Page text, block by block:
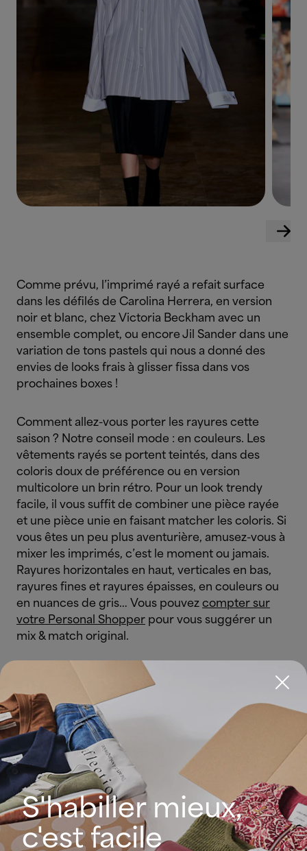
Comme prévu, l’imprimé rayé a refait surface
dans les défilés de Carolina Herrera, en version
noir et blanc, chez Victoria Beckham avec un
ensemble complet, ou encore Jil Sander dans une
variation de tons pastels qui nous a donné des
envies de looks frais à glisser fissa dans vos
prochaines boxes !
Comment allez-vous porter les rayures cette
saison ? Notre conseil mode : en couleurs. Les
vêtements rayés se portent teintés, dans des
coloris doux de préférence ou en version
multicolore un brin rétro. Pour un look trendy
facile, il vous suffit de combiner une pièce rayée
et une pièce unie en faisant matcher les coloris. Si
vous êtes un peu plus aventurière, amusez-vous à
mixer les imprimés, c’est le moment ou jamais.
Rayures horizontales en haut, verticales en bas,
rayures fines et rayures épaisses, en couleurs ou
en nuances de gris… Vous pouvez compter sur
votre Personal Shopper pour vous suggérer un
mix & match original.
Quels incontournables à rayures adopter
cette saison
S'habiller mieux,
c'est facile